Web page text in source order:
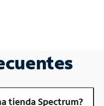
tienda Spectrum?